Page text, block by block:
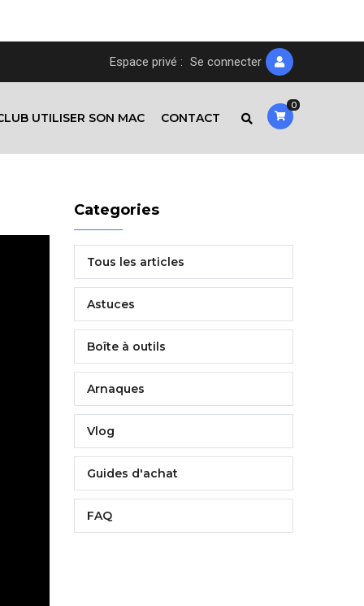
Espace privé : Se connecter
UTILISER SON MAC CONTACT
0
Categories
Tous les articles
Astuces
Boîte à outils
Arnaques
Vlog
Guides d'achat
FAQ